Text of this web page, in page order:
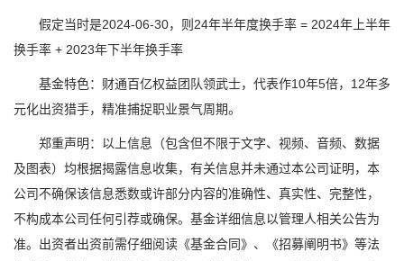
假定当时是2024-06-30，则24年半年度换手率 = 2024年上半年
换手率 + 2023年下半年换手率
基金特色：财通百亿权益团队领武士，代表作10年5倍，12年多
元化出资猎手，精准捕捉职业景气周期。
郑重声明：以上信息（包含但不限于文字、视频、音频、数据
及图表）均根据揭露信息收集，有关信息并未通过本公司证明，本
公司不确保该信息悉数或许部分内容的准确性、真实性、完整性，
不构成本公司任何引荐或确保。基金详细信息以管理人相关公告为
准。出资者出资前需仔细阅读《基金合同》、《招募阐明书》等法